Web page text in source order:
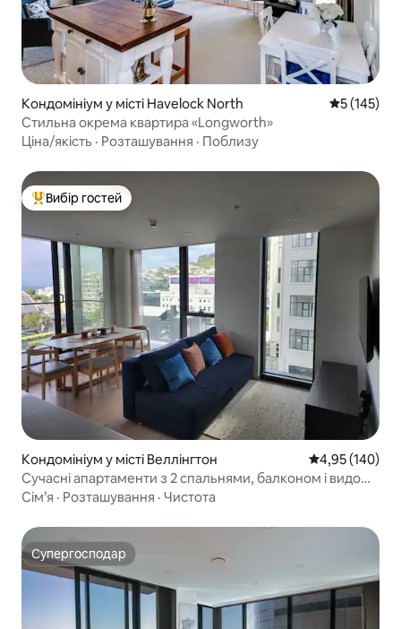
Кондомініум у місті Havelock North Середня
5 (145)
Стильна окрема квартира «Longworth»
Ціна/якість · Розташування · Поблизу
Топ вибір гостей
Вибір гостей
Кондомініум у місті Веллінгтон Середня
4,95 (140)
Сучасні апартаменти з 2 спальнями, балконом і видом
на гавань
Сім’я · Розташування · Чистота
Супергосподар
Супергосподар